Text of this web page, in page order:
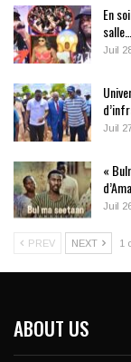
En
salle…
Juil
Juil
«
Juil
PREV NEXT 1
ABOUT US